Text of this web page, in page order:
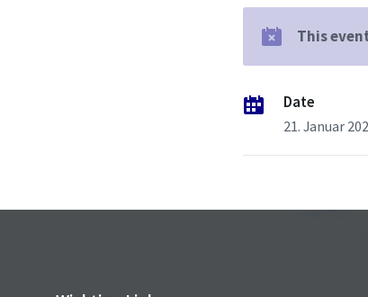
This
Date
21. Januar